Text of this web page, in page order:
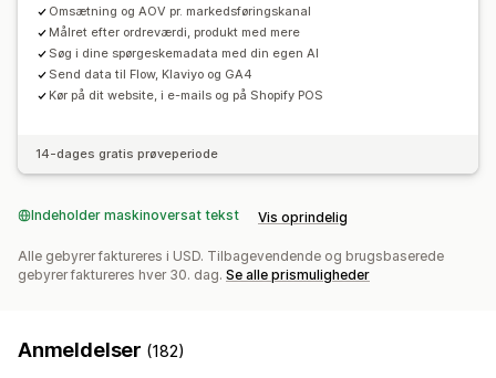
Omsætning og AOV pr. markedsføringskanal
Målret efter ordreværdi, produkt med mere
Søg i dine spørgeskemadata med din egen AI
Send data til Flow, Klaviyo og GA4
Kør på dit website, i e-mails og på Shopify POS
14-dages gratis prøveperiode
Indeholder maskinoversat tekst Vis oprindelig
Alle gebyrer faktureres i USD. Tilbagevendende og brugsbaserede
gebyrer faktureres hver 30. dag. Se alle prismuligheder
Anmeldelser (182)